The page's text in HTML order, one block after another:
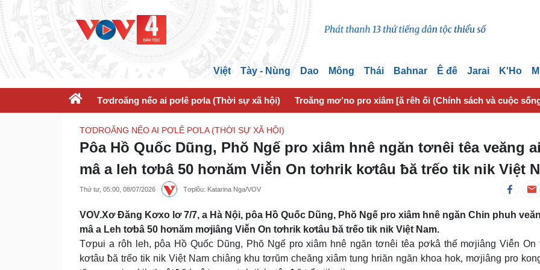
Việt Tày - Nùng Dao Mông Thái Bahnar Ê đê Jarai K'Ho
Tơdroăng nếo ai pơlê pơla (Thời sự xã hội) Troăng mơ’no pro xiâm [ă rêh ối (Chính sách và cuộc
TƠDROĂNG NẾO AI PƠLÊ PƠLA (THỜI SỰ XÃ HỘI)
Pôa Hồ Quốc Dũng, Phŏ Ngế pro xiâm hnê ngăn tơnêi têa veăng ai
mâ a leh tơbâ 50 hơnăm Viê̆n On tơhrik kơtâu ƀă trếo tik nik Việt
Thứ tư, 05:00, 08/07/2026 Tơplôu: Katarina Nga/VOV
VOV.Xơ Đăng Kơxo lơ 7/7, a Hà Nội, pôa Hồ Quốc Dũng, Phŏ Ngế pro xiâm hnê ngăn Chin phuh
mâ a Leh tơbâ 50 hơnăm mơjiâng Viê̆n On tơhrik kơtâu ƀă trếo tik nik Việt Nam.
Tơpui a rôh leh, pôa Hồ Quốc Dũng, Phŏ Ngế pro xiâm hnê ngăn tơnêi têa pơkâ thế mơjiâng Viê̆n On
kơtâu ƀă trếo tik nik Việt Nam chiâng khu tơrŭm cheăng xiâm tung hriăn ngăn khoa hok, mơjiâng pro